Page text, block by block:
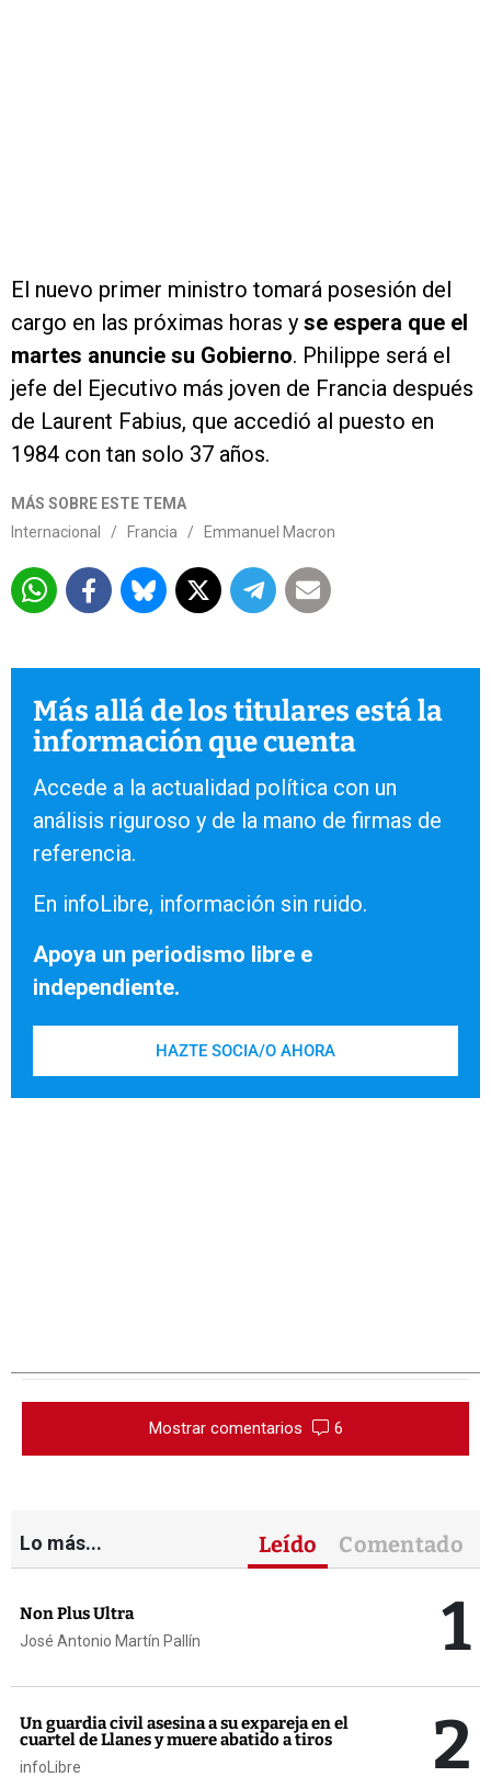
El nuevo primer ministro tomará posesión del
cargo en las próximas horas y se espera que el
martes anuncie su Gobierno. Philippe será el
jefe del Ejecutivo más joven de Francia después
de Laurent Fabius, que accedió al puesto en
1984 con tan solo 37 años.
MÁS SOBRE ESTE TEMA
Internacional
/ Francia / Emmanuel Macron
Más allá de los titulares está la
información que cuenta
Accede a la actualidad política con un
análisis riguroso y de la mano de firmas de
referencia.
En infoLibre, información sin ruido.
Apoya un periodismo libre e
independiente.
HAZTE SOCIA/O AHORA
Mostrar comentarios 6
Lo más... Leído Comentado
Non Plus Ultra
José Antonio Martín Pallín 1
Un guardia civil asesina a su expareja en el
cuartel de Llanes y muere abatido a tiros
infoLibre 2